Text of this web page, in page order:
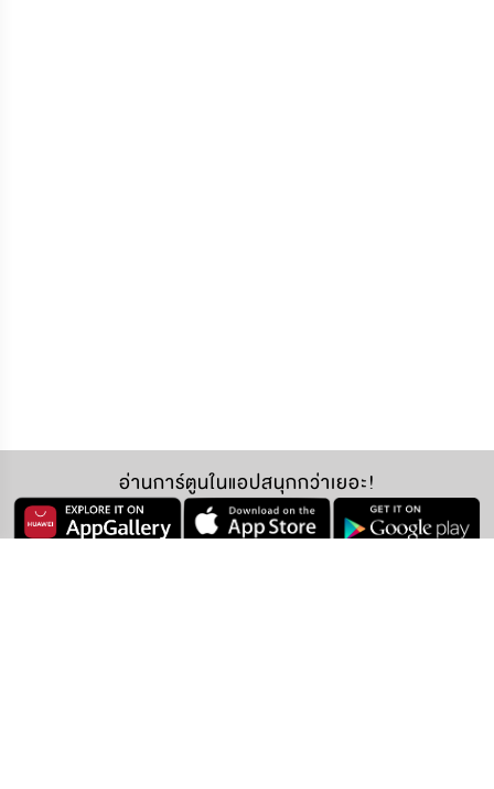
อ่านการ์ตูนในแอปสนุกกว่าเยอะ!